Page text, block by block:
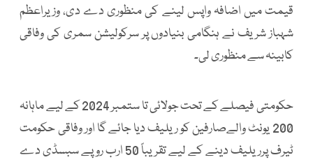
قیمت میں اضافہ واپس لینے کی منظوری دے دی، وزیراعظم
شہباز شریف نے ہنگامی بنیادوں پر سرکولیشن سمری کی وفاقی
کابینہ سے منظوری لی۔
حکومتی فیصلے کے تحت جولائی تا ستمبر 2024 کے لیے ماہانہ
200 یونٹ والےصارفین کو ریلیف دیا جائے گا اور وفاقی حکومت
ٹیرف پرریلیف دینے کے لیے تقریباً 50 ارب روپے سبسڈی دے